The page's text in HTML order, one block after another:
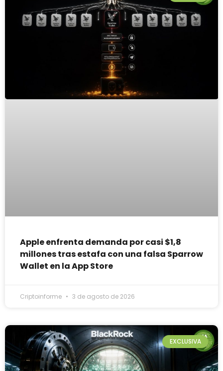
Apple enfrenta demanda por casi $1,8
millones tras estafa con una falsa Sparrow
Wallet en la App Store
Criptoinforme 3 de agosto de 2026
EXCLUSIVA